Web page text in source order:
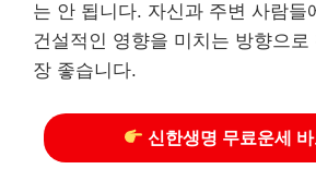
는 안 됩니다. 자신과 주변 사람들
건설적인 영향을 미치는 방향으
장 좋습니다.
신한생명 무료운세 바